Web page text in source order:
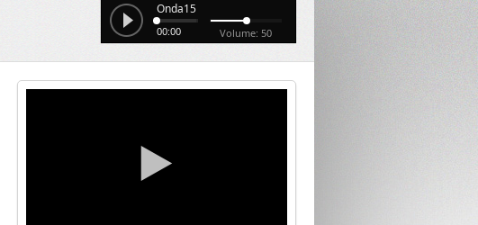
Onda15
00:00 Volume: 50